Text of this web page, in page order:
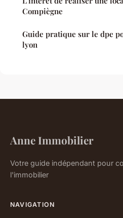
Compiègne
Guide pratique sur le dpe
lyon
Anne Immobilier
Votre guide indépendant pour
l'immobilier
NAVIGATION